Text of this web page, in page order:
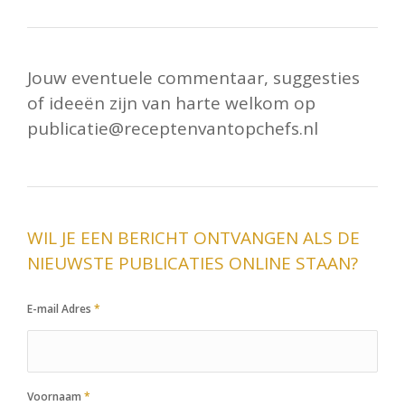
Jouw eventuele commentaar, suggesties
of ideeën zijn van harte welkom op
publicatie@receptenvantopchefs.nl
WIL JE EEN BERICHT ONTVANGEN ALS DE
NIEUWSTE PUBLICATIES ONLINE STAAN?
E-mail Adres *
Voornaam *